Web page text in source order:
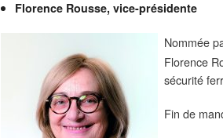
Florence Rousse, vice-présidente
Nommée
Florence
sécurité
Fin de